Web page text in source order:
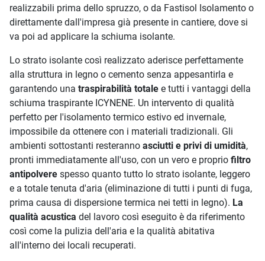
realizzabili prima dello spruzzo, o da Fastisol Isolamento o
direttamente dall'impresa già presente in cantiere, dove si
va poi ad applicare la schiuma isolante.
Lo strato isolante così realizzato aderisce perfettamente
alla struttura in legno o cemento senza appesantirla e
garantendo una traspirabilità totale e tutti i vantaggi della
schiuma traspirante ICYNENE. Un intervento di qualità
perfetto per l'isolamento termico estivo ed invernale,
impossibile da ottenere con i materiali tradizionali. Gli
ambienti sottostanti resteranno asciutti e privi di umidità,
pronti immediatamente all'uso, con un vero e proprio filtro
antipolvere spesso quanto tutto lo strato isolante, leggero
e a totale tenuta d'aria (eliminazione di tutti i punti di fuga,
prima causa di dispersione termica nei tetti in legno). La
qualità acustica del lavoro così eseguito è da riferimento
così come la pulizia dell'aria e la qualità abitativa
all'interno dei locali recuperati.